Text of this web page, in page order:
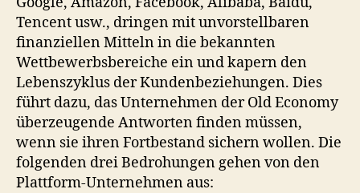
Tencent usw., dringen mit unvorstellbaren
finanziellen Mitteln in die bekannten
Wettbewerbsbereiche ein und kapern den
Lebenszyklus der Kundenbeziehungen. Dies
führt dazu, das Unternehmen der Old Economy
überzeugende Antworten finden müssen,
wenn sie ihren Fortbestand sichern wollen. Die
folgenden drei Bedrohungen gehen von den
Plattform-Unternehmen aus: